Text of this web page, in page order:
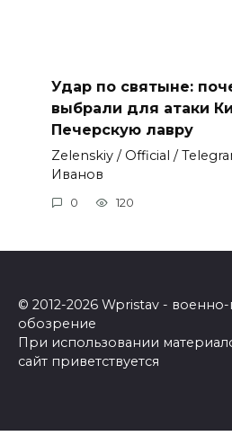
Удар по святыне:
выбрали для атаки
Печерскую лавру
Zеlеnskiу / Оfficiаl /
Иванов
0 120
© 2012-2026 Wpristav -
обозрение
При использовании
сайт приветствуется